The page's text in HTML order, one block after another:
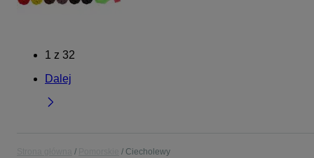
1 z 32
Dalej
Ciecholewy